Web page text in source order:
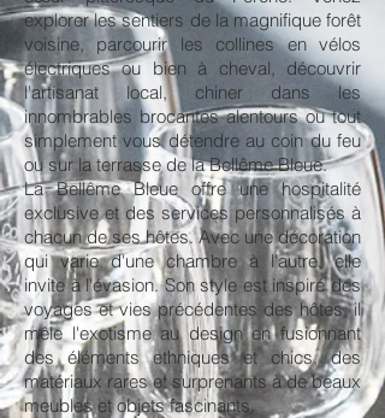
explorer les sentiers de la magnifique forêt
voisine, parcourir les collines en vélos
électriques ou bien à cheval, découvrir
l'artisanat local, chiner dans les
innombrables brocantes alentours ou tout
simplement vous détendre au coin du feu
ou sur la terrasse de la Bellême Bleue.
La Bellême Bleue offre une hospitalité
exclusive et des services personnalisés à
chacun de ses hôtes. Avec une décoration
qui varie d'une chambre à l'autre, elle
invite à l'évasion. Son style est inspiré des
voyages et vies précédentes des hôtes, il
mêle l'exotisme au design en fusionnant
des éléments ethniques et chics, des
matériaux rares et surprenants à de beaux
meubles et objets fascinants.